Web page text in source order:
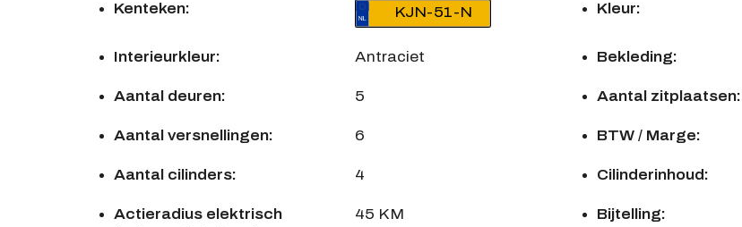
Kenteken: KJN-51-N Kleur:
Interieurkleur: Antraciet Bekleding:
Aantal deuren: 5 Aantal zitplaatsen:
Aantal versnellingen: 6 BTW / Marge:
Aantal cilinders: 4 Cilinderinhoud:
Actieradius elektrisch
45 KM Bijtelling: